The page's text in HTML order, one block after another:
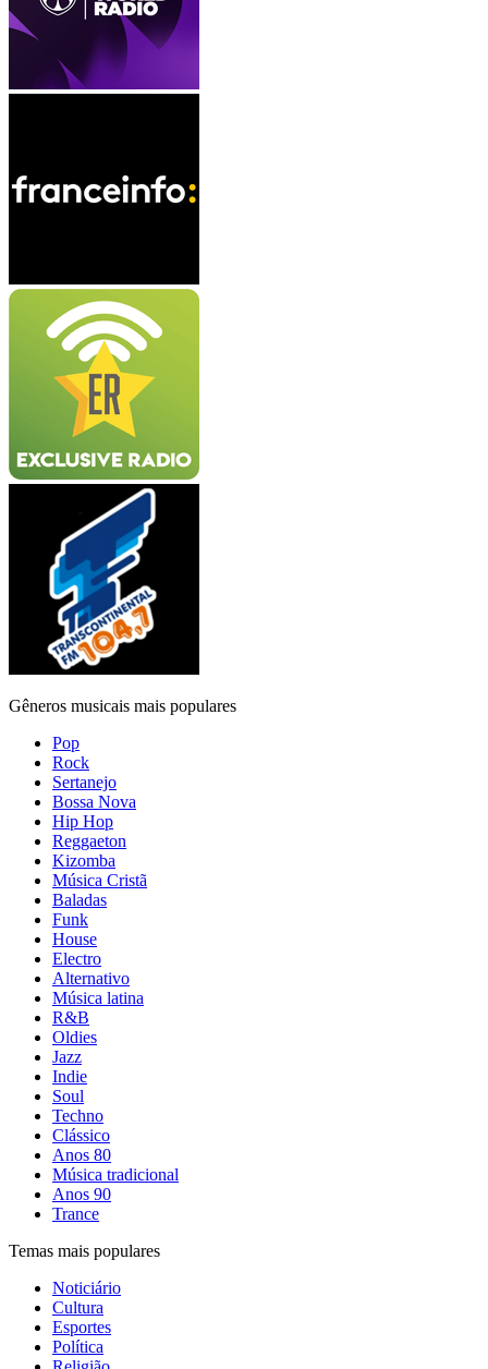
Gêneros musicais mais populares
Pop
Rock
Sertanejo
Bossa Nova
Hip Hop
Reggaeton
Kizomba
Música Cristã
Baladas
Funk
House
Electro
Alternativo
Música latina
R&B
Oldies
Jazz
Indie
Soul
Techno
Clássico
Anos 80
Música tradicional
Anos 90
Trance
Temas mais populares
Noticiário
Cultura
Esportes
Política